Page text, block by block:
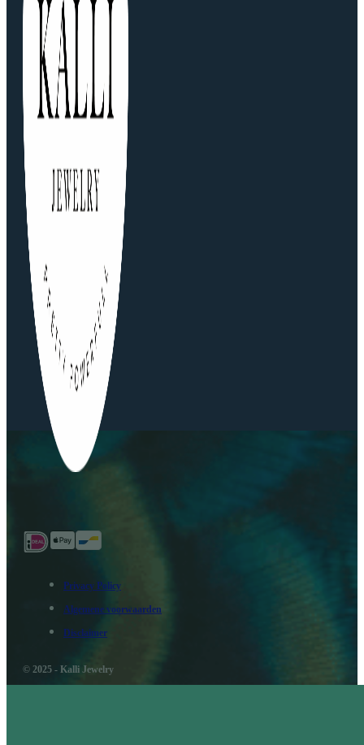
Privacy Policy
Algemene voorwaarden
Disclaimer
© 2025 - Kalli Jewelry